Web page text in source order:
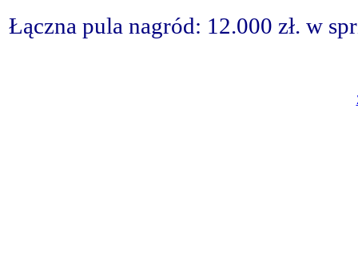
Łączna pula nagród: 12.000 zł. w